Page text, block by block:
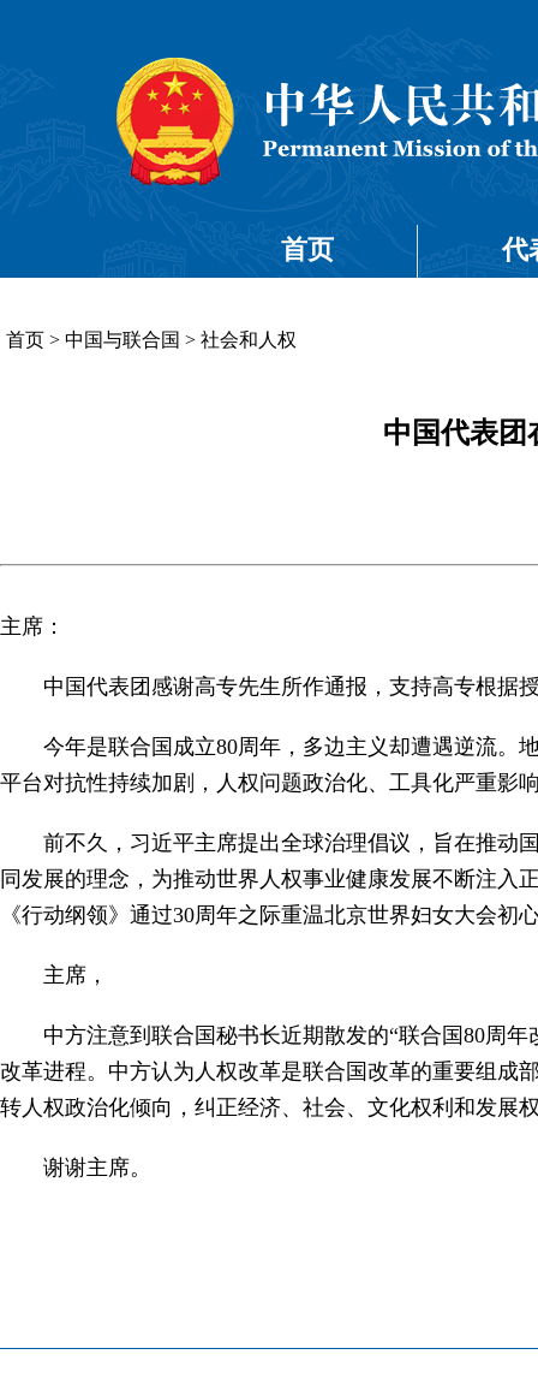
首页 代
首页 > 中国与联合国 > 社会和人权
中国代表团
主席：
中国代表团感谢高专先生所作通报，支持高专根据
今年是联合国成立80周年，多边主义却遭遇逆流。
平台对抗性持续加剧，人权问题政治化、工具化严重影
前不久，习近平主席提出全球治理倡议，旨在推动
同发展的理念，为推动世界人权事业健康发展不断注入
《行动纲领》通过30周年之际重温北京世界妇女大会
主席，
中方注意到联合国秘书长近期散发的“联合国80周
改革进程。中方认为人权改革是联合国改革的重要组成
转人权政治化倾向，纠正经济、社会、文化权利和发展
谢谢主席。